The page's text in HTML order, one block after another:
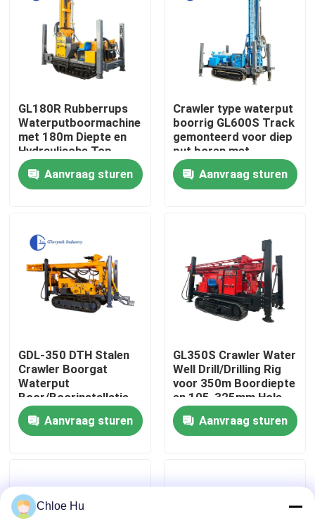
Huis
Producten
Fabrieksreis
Kwaliteitscontrole
Gevallen
Verzoek om een Citaat
Boorinstallatie voor waterputten
GL180R Rubberrups
Waterputboormachine
met 180m Diepte en
Hydraulische Top
Drive voor
Geothermische
Boorgaten
Aanvraag sturen
Crawler type waterput
boorrig GL600S Track
gemonteerd voor diep
put boren met
maximale diepte 600m
en diameterbereik 105
tot 500mm
Aanvraag sturen
GDL-350 DTH Stalen
Crawler Boorgat
Waterput
Boor/Boorinstallatie
Aanvraag sturen
GL350S Crawler Water
Well Drill/Drilling Rig
voor 350m Boordiepte
en 105-325mm Hole
Diameter
Aanvraag sturen
Chloe Hu